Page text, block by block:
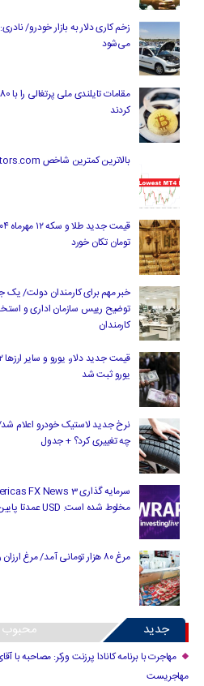
زخم کاری دلار به بازار خودرو/
می‌شود
کردند
بالاترین کمترین شاخص MT4 – forexmt4indicators.com
تومان تکان خورد
خبر مهم برای کارمندان دولت/ یک
توضیح رییس سازمان اداری و
کارمندان
یورو ثبت شد
نرخ جدید لاستیک خودرو اعلام
چه تغییری کرد؟ + جدول
مخلوط شده است. USD عمدتا پایین.
مرغ ۸۰ هزار تومانی آمد/ مرغ ارزان را از کجا بخریم؟
جدید محبوب
مهاجرت با برنامه کانادا پرزنت ورکر: مصاحبه با
مهاجریست